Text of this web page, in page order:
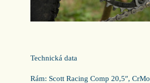
Technická data
Rám: Scott Racing Comp 20,5″, CrMo